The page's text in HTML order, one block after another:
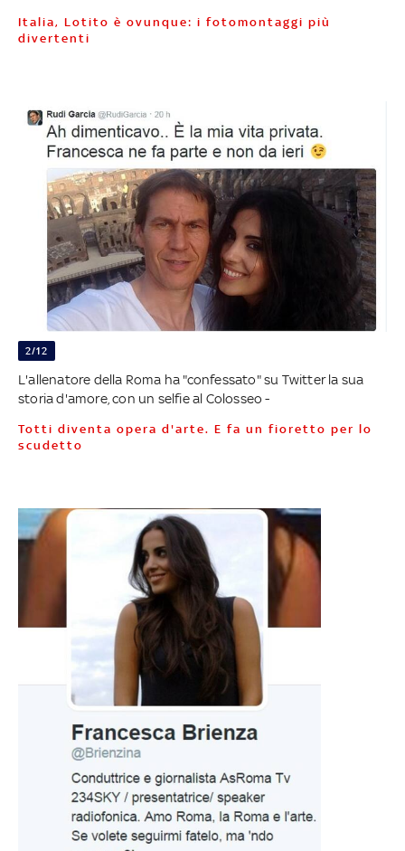
Italia, Lotito è ovunque: i fotomontaggi più
divertenti
2/12
L'allenatore della Roma ha "confessato" su Twitter la sua
storia d'amore, con un selfie al Colosseo -
Totti diventa opera d'arte. E fa un fioretto per lo
scudetto